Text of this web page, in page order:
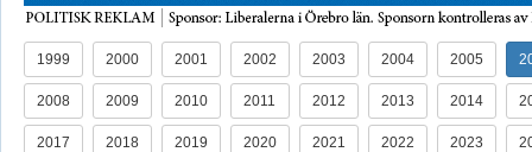
1999 2000 2001 2002 2003 2004 2005
2008 2009 2010 2011 2012 2013 2014
2017 2018 2019 2020 2021 2022 2023